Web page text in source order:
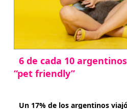
6 de cada 10
“pet friendly”
Un 17% de los argentinos